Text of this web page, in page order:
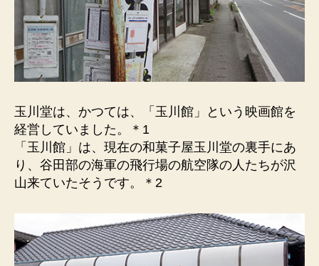
は
映
画
館
を
営。
へ
の
玉川堂は、かつては、「玉川館」という映画館を
経営していました。＊1
「玉川館」は、現在の和菓子屋玉川堂の裏手にあ
り、谷田部の海軍の飛行場の航空隊の人たちが沢
山来ていたそうです。＊2